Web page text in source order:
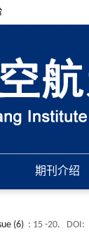
期刊介绍
(6) : 15 -20. DOI: